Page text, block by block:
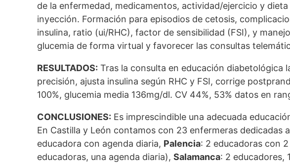
de la enfermedad, medicamentos, actividad/ejercicio y
inyección. Formación para episodios de cetosis,
insulina, ratio (ui/RHC), factor de sensibilidad (FSI), y
glucemia de forma virtual y favorecer las consultas
RESULTADOS: Tras la consulta en educación
precisión, ajusta insulina según RHC y FSI, corrige
100%, glucemia media 136mg/dl. CV 44%, 53% datos en
CONCLUSIONES: Es imprescindible una adecuada
En Castilla y León contamos con 23 enfermeras dedicadas
educadora con agenda diaria, Palencia: 2 educadoras con
educadoras, una agenda diaria),Salamanca: 2 educadores,